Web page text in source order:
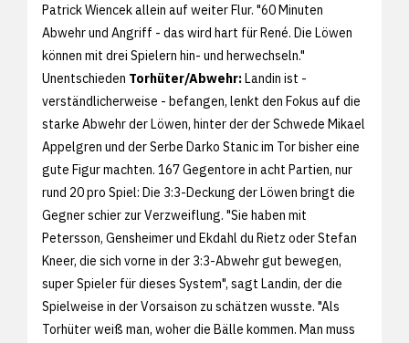
Patrick Wiencek allein auf weiter Flur. "60 Minuten
Abwehr und Angriff - das wird hart für René. Die Löwen
können mit drei Spielern hin- und herwechseln."
Unentschieden Torhüter/Abwehr:Landin ist -
verständlicherweise - befangen, lenkt den Fokus auf die
starke Abwehr der Löwen, hinter der der Schwede Mikael
Appelgren und der Serbe Darko Stanic im Tor bisher eine
gute Figur machten. 167 Gegentore in acht Partien, nur
rund 20 pro Spiel: Die 3:3-Deckung der Löwen bringt die
Gegner schier zur Verzweiflung. "Sie haben mit
Petersson, Gensheimer und Ekdahl du Rietz oder Stefan
Kneer, die sich vorne in der 3:3-Abwehr gut bewegen,
super Spieler für dieses System", sagt Landin, der die
Spielweise in der Vorsaison zu schätzen wusste. "Als
Torhüter weiß man, woher die Bälle kommen. Man muss